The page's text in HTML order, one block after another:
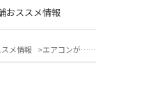
おススメ情報
メ情報 エアコンが……